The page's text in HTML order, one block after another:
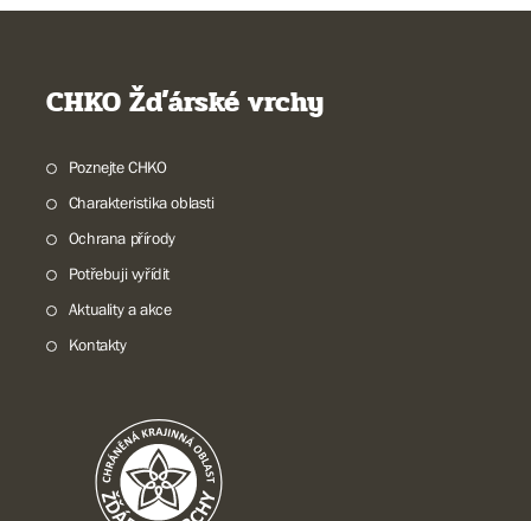
CHKO Žďárské vrchy
Poznejte CHKO
Charakteristika oblasti
Ochrana přírody
Potřebuji vyřídit
Aktuality a akce
Kontakty